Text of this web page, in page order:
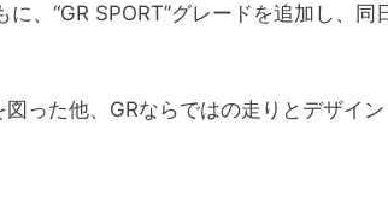
、“GR SPORT”グレードを追加し、同
った他、GRならではの走りとデザイン